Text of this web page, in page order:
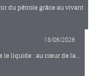
du pétrole grâce au vivant
18/06/2026
le liquide : au cœur de la...